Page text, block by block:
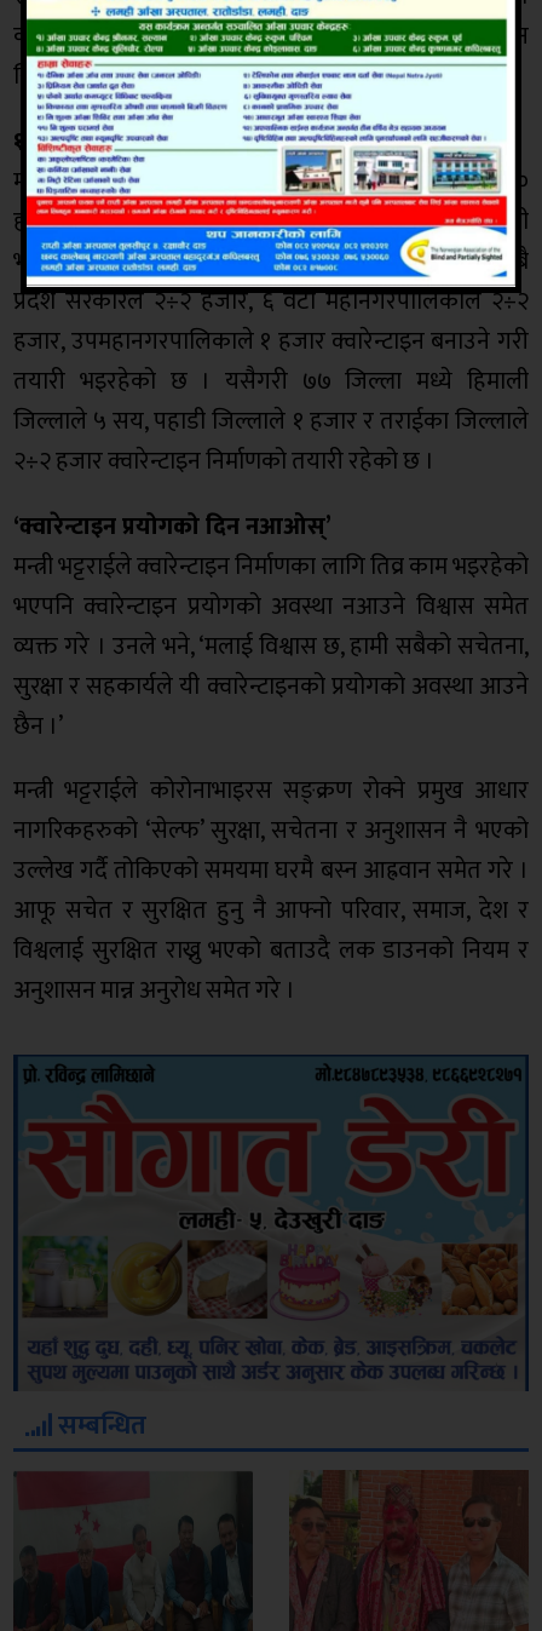
कर्मचारी प्रशासनिक प्रशिक्षण प्रतिष्ठान र ललितपुरकै हात्तीबन
स्थित लिटिल एन्जल स्कुलको निरिक्षण गरेका थिए ।
१ लाख ३० हजार क्वारेन्टाइन निर्माणको तयारी
मन्त्री भट्टराईले अन्तराष्ट्रिय मापदण्ड अनुसारको १ लाख ३०
हजार क्वारेन्टाइन निर्माणको तयारी भइरहेको बताए । मन्त्री
भट्टराईका अनुसार संघीय सरकारले ५ हजार क्वारेन्टाइन, सबै
प्रदेश सरकारले २÷२ हजार, ६ वटा महानगरपालिकाले २÷२
हजार, उपमहानगरपालिकाले १ हजार क्वारेन्टाइन बनाउने गरी
तयारी भइरहेको छ । यसैगरी ७७ जिल्ला मध्ये हिमाली
जिल्लाले ५ सय, पहाडी जिल्लाले १ हजार र तराईका जिल्लाले
२÷२ हजार क्वारेन्टाइन निर्माणको तयारी रहेको छ ।
‘क्वारेन्टाइन प्रयोगको दिन नआओस्’
मन्त्री भट्टराईले क्वारेन्टाइन निर्माणका लागि तिव्र काम भइरहेको
भएपनि क्वारेन्टाइन प्रयोगको अवस्था नआउने विश्वास समेत
व्यक्त गरे । उनले भने, ‘मलाई विश्वास छ, हामी सबैको सचेतना,
सुरक्षा र सहकार्यले यी क्वारेन्टाइनको प्रयोगको अवस्था आउने
छैन ।’
मन्त्री भट्टराईले कोरोनाभाइरस सङ्क्रण रोक्ने प्रमुख आधार
नागरिकहरुको ‘सेल्फ’ सुरक्षा, सचेतना र अनुशासन नै भएको
उल्लेख गर्दै तोकिएको समयमा घरमै बस्न आह्रवान समेत गरे ।
आफू सचेत र सुरक्षित हुनु नै आफ्नो परिवार, समाज, देश र
विश्वलाई सुरक्षित राख्नु भएको बताउदै लक डाउनको नियम र
अनुशासन मान्न अनुरोध समेत गरे ।
सम्बन्धित